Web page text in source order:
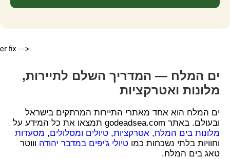
er fix -->
ים המלח — המדריך השלם לתיירות,
מלונות ואטרקציות
ים המלח הוא אחד מאתרי התיירות המרתקים בישראל
ובעולם. באתר godeadsea.com תמצאו את כל המידע על
מלונות בים המלח, אטרקציות, טיולים ומסלולים, מסעדות
וחוויות בלתי נשכחות כמו טיולי ג'יפים במדבר יהודה וווטר
טאג בים המלח.